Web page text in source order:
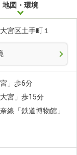
地図・環境
宮区土手町１
」歩6分
宮」歩15分
線「鉄道博物館」